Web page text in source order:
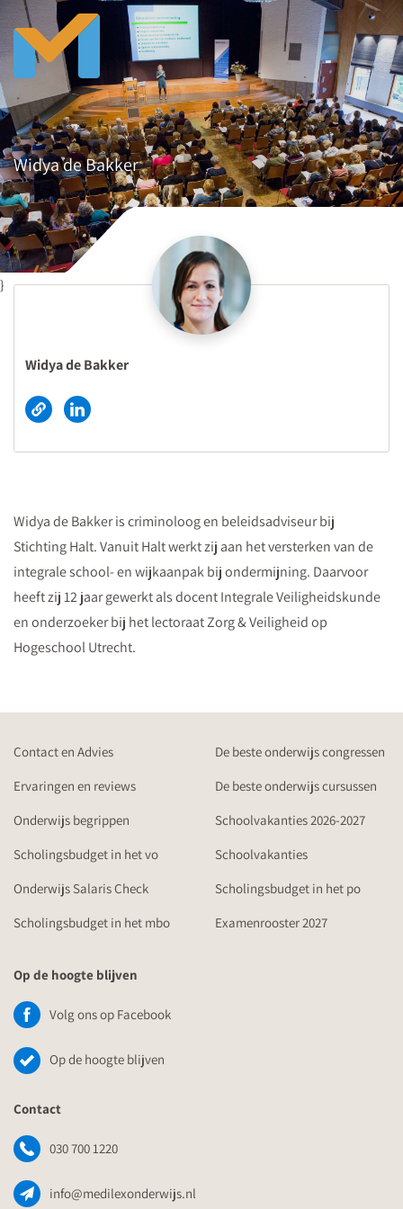
Widya de Bakker
}
Widya de Bakker
Widya de Bakker is criminoloog en beleidsadviseur bij
Stichting Halt. Vanuit Halt werkt zij aan het versterken van de
integrale school- en wijkaanpak bij ondermijning. Daarvoor
heeft zij 12 jaar gewerkt als docent Integrale Veiligheidskunde
en onderzoeker bij het lectoraat Zorg & Veiligheid op
Hogeschool Utrecht.
Contact en Advies
De beste onderwijs congressen
Ervaringen en reviews
De beste onderwijs cursussen
Onderwijs begrippen
Schoolvakanties 2026-2027
Scholingsbudget in het vo
Schoolvakanties
Onderwijs Salaris Check
Scholingsbudget in het po
Scholingsbudget in het mbo
Examenrooster 2027
Op de hoogte blijven
Volg ons op Facebook
Op de hoogte blijven
Contact
030 700 1220
info@medilexonderwijs.nl